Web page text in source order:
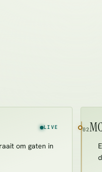
LIVE
om gaten in
02